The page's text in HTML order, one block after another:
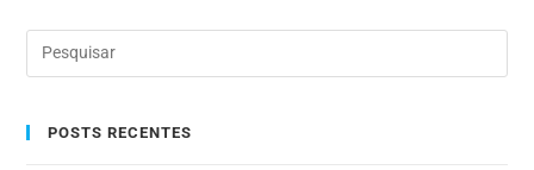
POSTS RECENTES